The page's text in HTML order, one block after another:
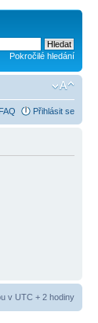
Pokročilé hledání
FAQ Přihlásit se
v UTC + 2 hodiny